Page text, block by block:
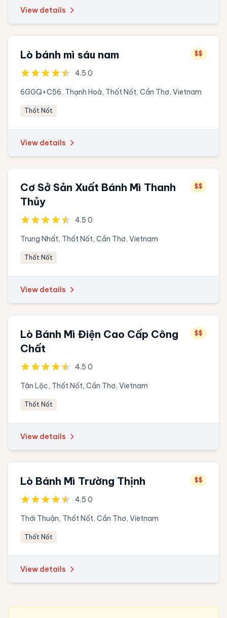
View details
Lò bánh mì sáu nam $$
4.5 0
6GGQ+C56, Thạnh Hoà, Thốt Nốt, Cần Thơ, Vietnam
Thốt Nốt
View details
Cơ Sở Sản Xuất Bánh Mì Thanh
Thủy
$$
4.5 0
Trung Nhất, Thốt Nốt, Cần Thơ, Vietnam
Thốt Nốt
View details
Lò Bánh Mì Điện Cao Cấp Công
Chất
$$
4.5 0
Tân Lộc, Thốt Nốt, Cần Thơ, Vietnam
Thốt Nốt
View details
Lò Bánh Mì Trường Thịnh $$
4.5 0
Thới Thuận, Thốt Nốt, Cần Thơ, Vietnam
Thốt Nốt
View details